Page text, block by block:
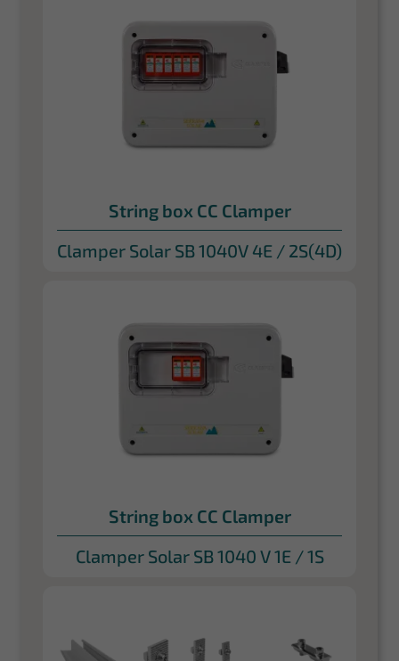
String box CC Clamper
Clamper Solar SB 1040V 4E / 2S(4D)
String box CC Clamper
Clamper Solar SB 1040 V 1E / 1S